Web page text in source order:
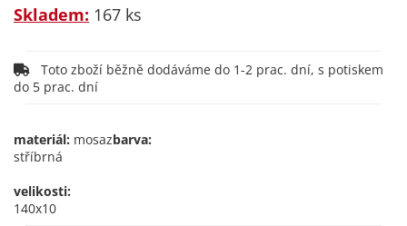
Skladem: 167 ks
Toto zboží běžně dodáváme do 1-2 prac. dní, s potiskem
do 5 prac. dní
materiál: mosazbarva:
stříbrná
velikosti:
140x10